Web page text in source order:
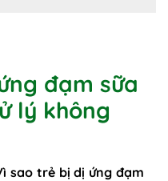
đạm sữa
lý không
sao trẻ bị dị ứng đạm